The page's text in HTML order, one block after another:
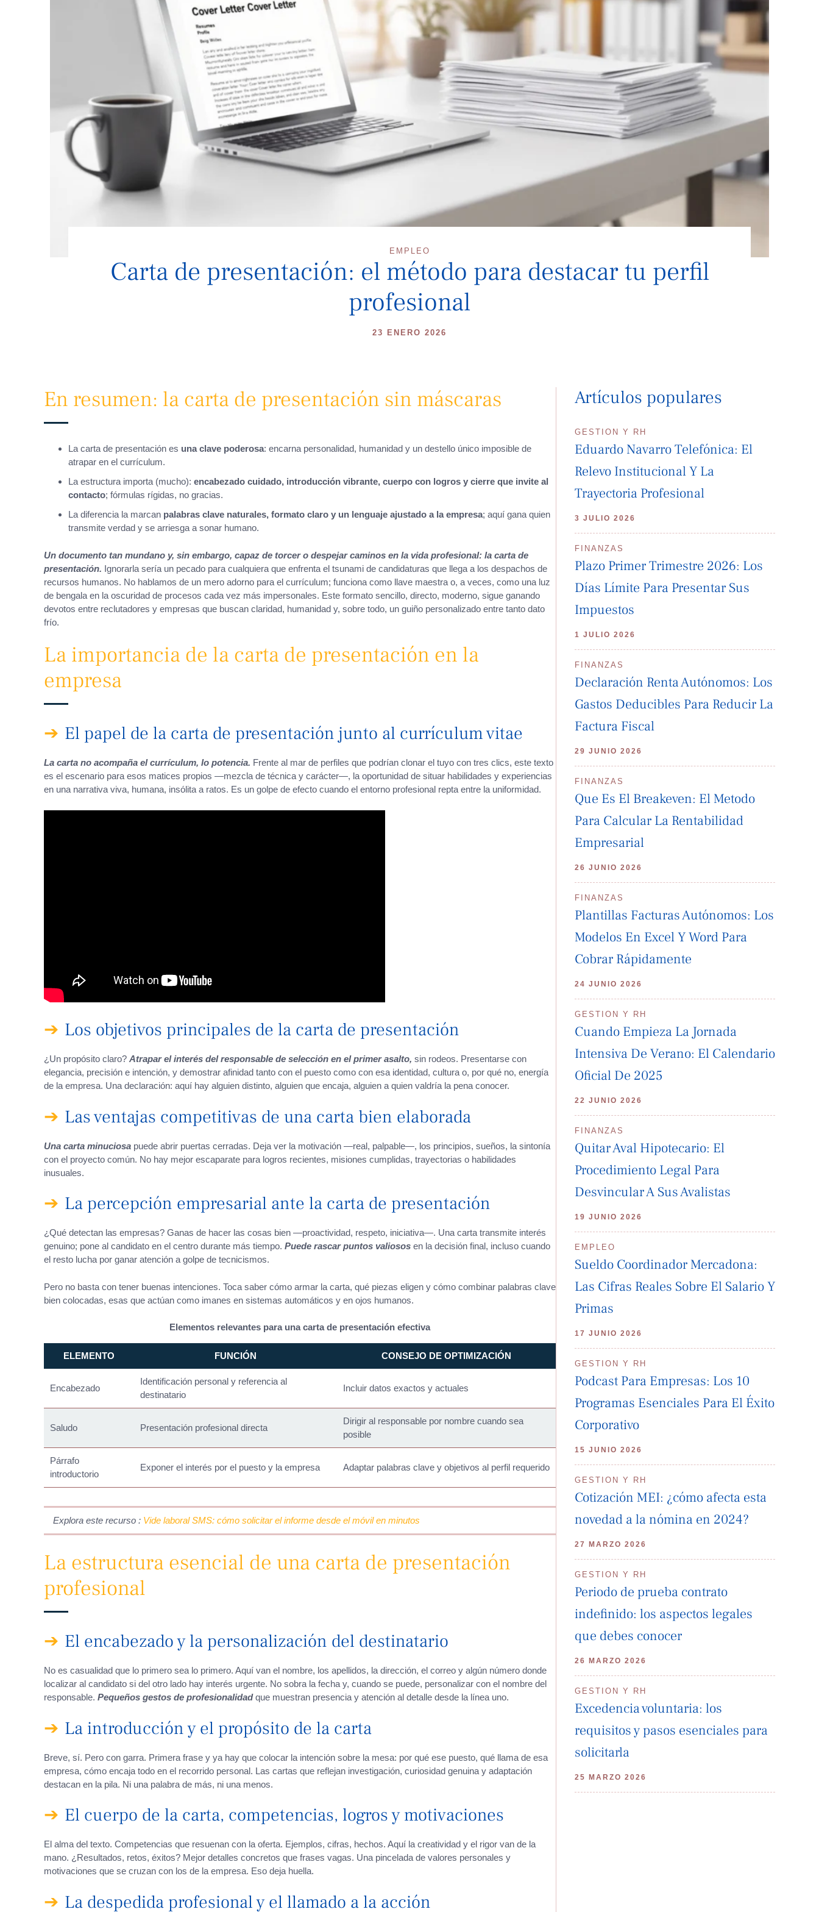
EMPLEO
Carta de presentación: el método para destacar tu perfil
profesional
23 ENERO 2026
En resumen: la carta de presentación sin máscaras
La carta de presentación es una clave poderosa: encarna personalidad, humanidad y un destello único imposible de
atrapar en el currículum.
La estructura importa (mucho): encabezado cuidado, introducción vibrante, cuerpo con logros y cierre que invite al
contacto; fórmulas rígidas, no gracias.
La diferencia la marcan palabras clave naturales, formato claro y un lenguaje ajustado a la empresa; aquí gana quien
transmite verdad y se arriesga a sonar humano.
Un documento tan mundano y, sin embargo, capaz de torcer o despejar caminos en la vida profesional: la carta de
presentación. Ignorarla sería un pecado para cualquiera que enfrenta el tsunami de candidaturas que llega a los despachos de
recursos humanos. No hablamos de un mero adorno para el currículum; funciona como llave maestra o, a veces, como una luz
de bengala en la oscuridad de procesos cada vez más impersonales. Este formato sencillo, directo, moderno, sigue ganando
devotos entre reclutadores y empresas que buscan claridad, humanidad y, sobre todo, un guiño personalizado entre tanto dato
frío.
La importancia de la carta de presentación en la
empresa
El papel de la carta de presentación junto al currículum vitae
La carta no acompaña el currículum, lo potencia. Frente al mar de perfiles que podrían clonar el tuyo con tres clics, este texto
es el escenario para esos matices propios —mezcla de técnica y carácter—, la oportunidad de situar habilidades y experiencias
en una narrativa viva, humana, insólita a ratos. Es un golpe de efecto cuando el entorno profesional repta entre la uniformidad.
Los objetivos principales de la carta de presentación
¿Un propósito claro? Atrapar el interés del responsable de selección en el primer asalto, sin rodeos. Presentarse con
elegancia, precisión e intención, y demostrar afinidad tanto con el puesto como con esa identidad, cultura o, por qué no, energía
de la empresa. Una declaración: aquí hay alguien distinto, alguien que encaja, alguien a quien valdría la pena conocer.
Las ventajas competitivas de una carta bien elaborada
Una carta minuciosa puede abrir puertas cerradas. Deja ver la motivación —real, palpable—, los principios, sueños, la sintonía
con el proyecto común. No hay mejor escaparate para logros recientes, misiones cumplidas, trayectorias o habilidades
inusuales.
La percepción empresarial ante la carta de presentación
¿Qué detectan las empresas? Ganas de hacer las cosas bien —proactividad, respeto, iniciativa—. Una carta transmite interés
genuino; pone al candidato en el centro durante más tiempo. Puede rascar puntos valiosos en la decisión final, incluso cuando
el resto lucha por ganar atención a golpe de tecnicismos.
Pero no basta con tener buenas intenciones. Toca saber cómo armar la carta, qué piezas eligen y cómo combinar palabras clave
bien colocadas, esas que actúan como imanes en sistemas automáticos y en ojos humanos.
Elementos relevantes para una carta de presentación efectiva
ELEMENTO FUNCIÓN CONSEJO DE OPTIMIZACIÓN
Encabezado
Identificación personal y referencia al
destinatario
Incluir datos exactos y actuales
Saludo Presentación profesional directa
Dirigir al responsable por nombre cuando sea
posible
Párrafo
introductorio
Exponer el interés por el puesto y la empresa Adaptar palabras clave y objetivos al perfil requerido
Explora este recurso : Vide laboral SMS: cómo solicitar el informe desde el móvil en minutos
La estructura esencial de una carta de presentación
profesional
El encabezado y la personalización del destinatario
No es casualidad que lo primero sea lo primero. Aquí van el nombre, los apellidos, la dirección, el correo y algún número donde
localizar al candidato si del otro lado hay interés urgente. No sobra la fecha y, cuando se puede, personalizar con el nombre del
responsable. Pequeños gestos de profesionalidadque muestran presencia y atención al detalle desde la línea uno.
La introducción y el propósito de la carta
Breve, sí. Pero con garra. Primera frase y ya hay que colocar la intención sobre la mesa: por qué ese puesto, qué llama de esa
empresa, cómo encaja todo en el recorrido personal. Las cartas que reflejan investigación, curiosidad genuina y adaptación
destacan en la pila. Ni una palabra de más, ni una menos.
El cuerpo de la carta, competencias, logros y motivaciones
El alma del texto. Competencias que resuenan con la oferta. Ejemplos, cifras, hechos. Aquí la creatividad y el rigor van de la
mano. ¿Resultados, retos, éxitos? Mejor detalles concretos que frases vagas. Una pincelada de valores personales y
motivaciones que se cruzan con los de la empresa. Eso deja huella.
La despedida profesional y el llamado a la acción
Artículos populares
GESTION Y RH
Eduardo Navarro Telefónica: El
Relevo Institucional Y La
Trayectoria Profesional
3 JULIO 2026
FINANZAS
Plazo Primer Trimestre 2026: Los
Días Límite Para Presentar Sus
Impuestos
1 JULIO 2026
FINANZAS
Declaración Renta Autónomos: Los
Gastos Deducibles Para Reducir La
Factura Fiscal
29 JUNIO 2026
FINANZAS
Que Es El Breakeven: El Metodo
Para Calcular La Rentabilidad
Empresarial
26 JUNIO 2026
FINANZAS
Plantillas Facturas Autónomos: Los
Modelos En Excel Y Word Para
Cobrar Rápidamente
24 JUNIO 2026
GESTION Y RH
Cuando Empieza La Jornada
Intensiva De Verano: El Calendario
Oficial De 2025
22 JUNIO 2026
FINANZAS
Quitar Aval Hipotecario: El
Procedimiento Legal Para
Desvincular A Sus Avalistas
19 JUNIO 2026
EMPLEO
Sueldo Coordinador Mercadona:
Las Cifras Reales Sobre El Salario Y
Primas
17 JUNIO 2026
GESTION Y RH
Podcast Para Empresas: Los 10
Programas Esenciales Para El Éxito
Corporativo
15 JUNIO 2026
GESTION Y RH
Cotización MEI: ¿cómo afecta esta
novedad a la nómina en 2024?
27 MARZO 2026
GESTION Y RH
Periodo de prueba contrato
indefinido: los aspectos legales
que debes conocer
26 MARZO 2026
GESTION Y RH
Excedencia voluntaria: los
requisitos y pasos esenciales para
solicitarla
25 MARZO 2026